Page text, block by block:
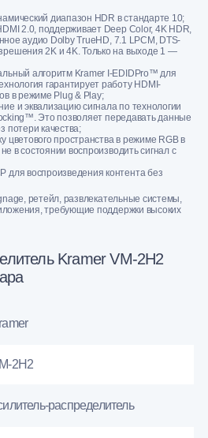
диапазон HDR в стандарте 10;
2.0, поддерживает Deep Color, 4K HDR,
аудио Dolby TrueHD, 7.1 LPCM, DTS-
2K и 4K. Только на выходе 1 —
алгоритм Kramer I-EDIDPro™ для
гарантирует работу HDMI-
в режиме Plug & Play;
и эквализацию сигнала по технологии
Это позволяет передавать данные
потери качества;
цветового пространства в режиме RGB в
в состоянии воспроизводить сигнал с
для воспроизведения контента без
ретейл, развлекательные системы,
требующие поддержки высоких
Kramer VM-2H2
2H2
распределитель